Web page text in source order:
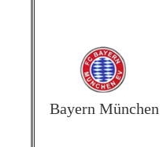
Bayern München